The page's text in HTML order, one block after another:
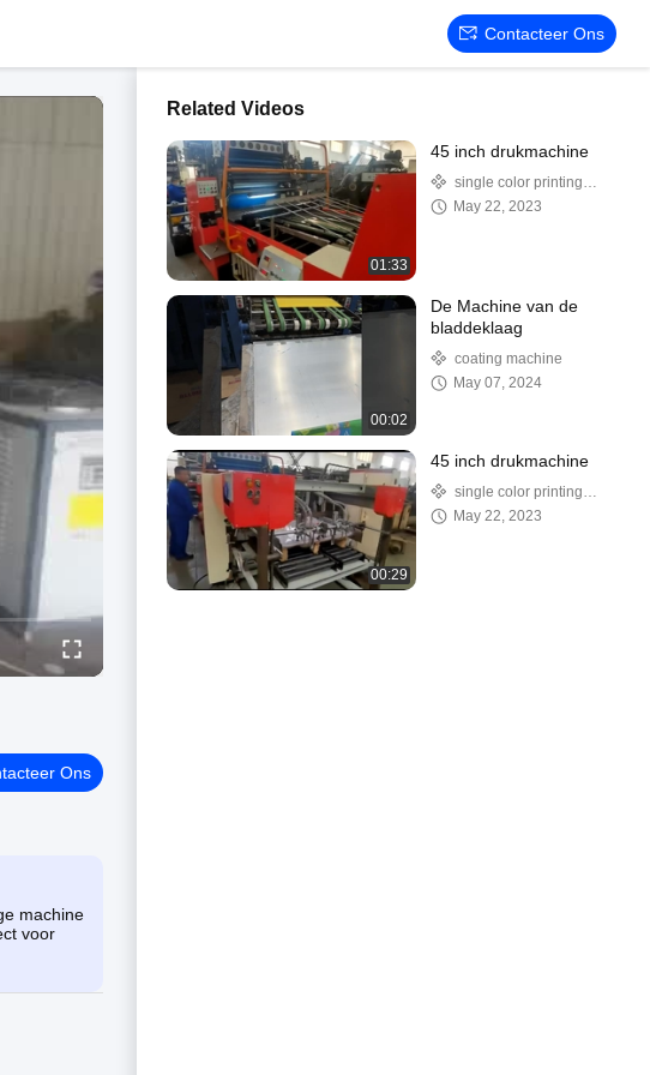
Contacteer Ons
Ons
machine
voor
Related Videos
01:33
45 inch drukmachine
single color printing
machine
May 22, 2023
00:02
De Machine van de
bladdeklaag
coating machine
May 07, 2024
00:29
45 inch drukmachine
single color printing
machine
May 22, 2023